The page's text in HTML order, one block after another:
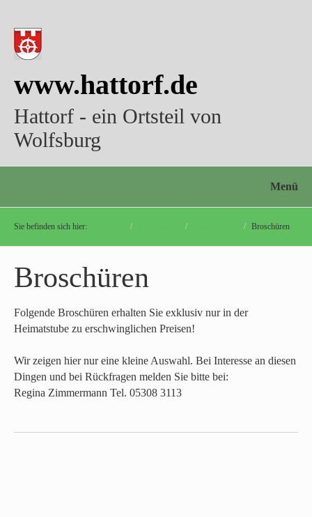
www.hattorf.de
Hattorf - ein Ortsteil von
Wolfsburg
Menü
Sie befinden sich hier: / / / Broschüren
Broschüren
Folgende Broschüren erhalten Sie exklusiv nur in der
Heimatstube zu erschwinglichen Preisen!
Wir zeigen hier nur eine kleine Auswahl. Bei Interesse an diesen
Dingen und bei Rückfragen melden Sie bitte bei:
Regina Zimmermann Tel. 05308 3113